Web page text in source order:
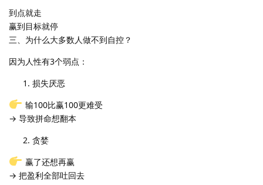
到点就走
赢到目标就停
三、为什么大多数人做不到自控？
因为人性有3个弱点：
损失厌恶
输100比赢100更难受
→ 导致拼命想翻本
贪婪
赢了还想再赢
→ 把盈利全部吐回去